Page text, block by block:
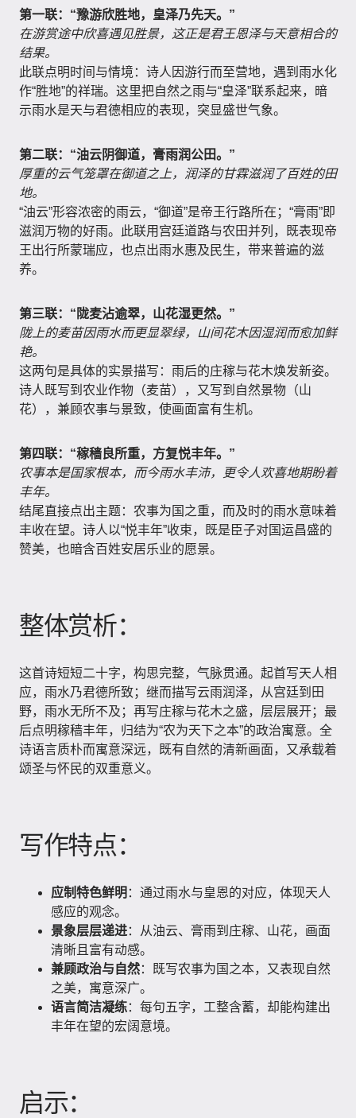
第一联：“豫游欣胜地，皇泽乃先天。”
在游赏途中欣喜遇见胜景，这正是君王恩泽与天意相合的
结果。
此联点明时间与情境：诗人因游行而至营地，遇到雨水化
作“胜地”的祥瑞。这里把自然之雨与“皇泽”联系起来，暗
示雨水是天与君德相应的表现，突显盛世气象。
第二联：“油云阴御道，膏雨润公田。”
厚重的云气笼罩在御道之上，润泽的甘霖滋润了百姓的田
地。
“油云”形容浓密的雨云，“御道”是帝王行路所在；“膏雨”即
滋润万物的好雨。此联用宫廷道路与农田并列，既表现帝
王出行所蒙瑞应，也点出雨水惠及民生，带来普遍的滋
养。
第三联：“陇麦沾逾翠，山花湿更然。”
陇上的麦苗因雨水而更显翠绿，山间花木因湿润而愈加鲜
艳。
这两句是具体的实景描写：雨后的庄稼与花木焕发新姿。
诗人既写到农业作物（麦苗），又写到自然景物（山
花），兼顾农事与景致，使画面富有生机。
第四联：“稼穑良所重，方复悦丰年。”
农事本是国家根本，而今雨水丰沛，更令人欢喜地期盼着
丰年。
结尾直接点出主题：农事为国之重，而及时的雨水意味着
丰收在望。诗人以“悦丰年”收束，既是臣子对国运昌盛的
赞美，也暗含百姓安居乐业的愿景。
整体赏析：
这首诗短短二十字，构思完整，气脉贯通。起首写天人相
应，雨水乃君德所致；继而描写云雨润泽，从宫廷到田
野，雨水无所不及；再写庄稼与花木之盛，层层展开；最
后点明稼穑丰年，归结为“农为天下之本”的政治寓意。全
诗语言质朴而寓意深远，既有自然的清新画面，又承载着
颂圣与怀民的双重意义。
写作特点：
应制特色鲜明 ：通过雨水与皇恩的对应，体现天人
感应的观念。
景象层层递进：从油云、膏雨到庄稼、山花，画面
清晰且富有动感。
兼顾政治与自然：既写农事为国之本，又表现自然
之美，寓意深广。
语言简洁凝练：每句五字，工整含蓄，却能构建出
丰年在望的宏阔意境。
启示：